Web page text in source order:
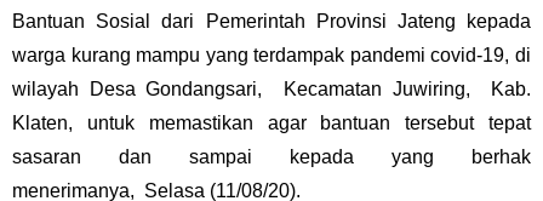
Bantuan Sosial dari Pemerintah Provinsi Jateng kepada
warga kurang mampu yang terdampak pandemi covid-19, di
wilayah Desa Gondangsari, Kecamatan Juwiring, Kab.
Klaten, untuk memastikan agar bantuan tersebut tepat
sasaran dan sampai kepada yang berhak
menerimanya, Selasa (11/08/20).